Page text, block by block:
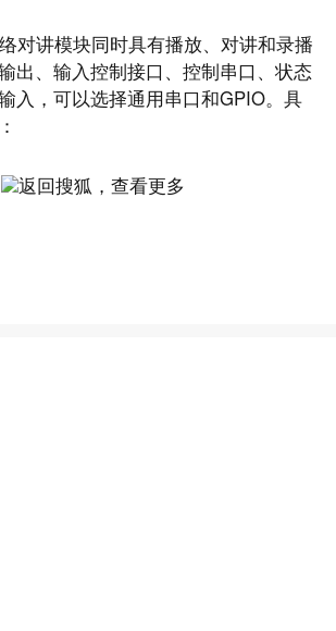
对讲模块同时具有播放、对讲和录播
出、输入控制接口、控制串口、状态
入，可以选择通用串口和GPIO。具
返回搜狐，查看更多